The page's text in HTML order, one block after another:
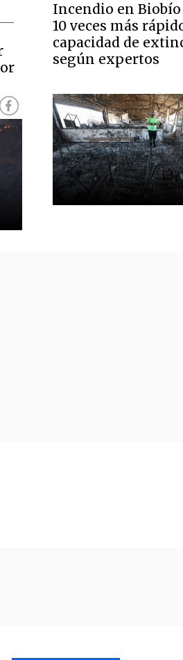
Incendio en Biobío
10 veces más
capacidad de
según expertos